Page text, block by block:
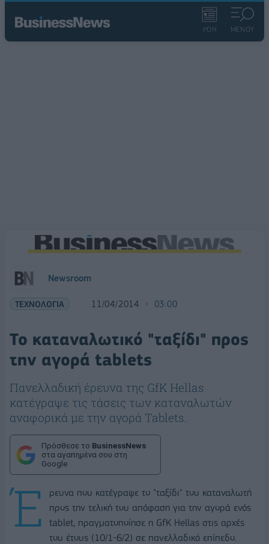
ΡΟΗ ΜΕΝΟΥ
Newsroom
ΤΕΧΝΟΛΟΓΙΑ 11/04/2014 03:00
Το καταναλωτικό "ταξίδι" προς
την αγορά tablets
Πανελλαδική έρευνα της GfK Hellas
κατέγραψε τις τάσεις των καταναλωτών
αναφορικά με την αγορά Tablets.
Πρόσθεσε το BusinessNews
στα αγαπημένα σου στη
Google
Έ
ρευνα που κατέγραψε το "ταξίδι" του καταναλωτή
προς την τελική του απόφαση για την αγορά ενός
tablet, πραγματοποίησε η GfK Hellas στις αρχές
του έτους (10/1-6/2) σε πανελλαδικό επίπεδο.